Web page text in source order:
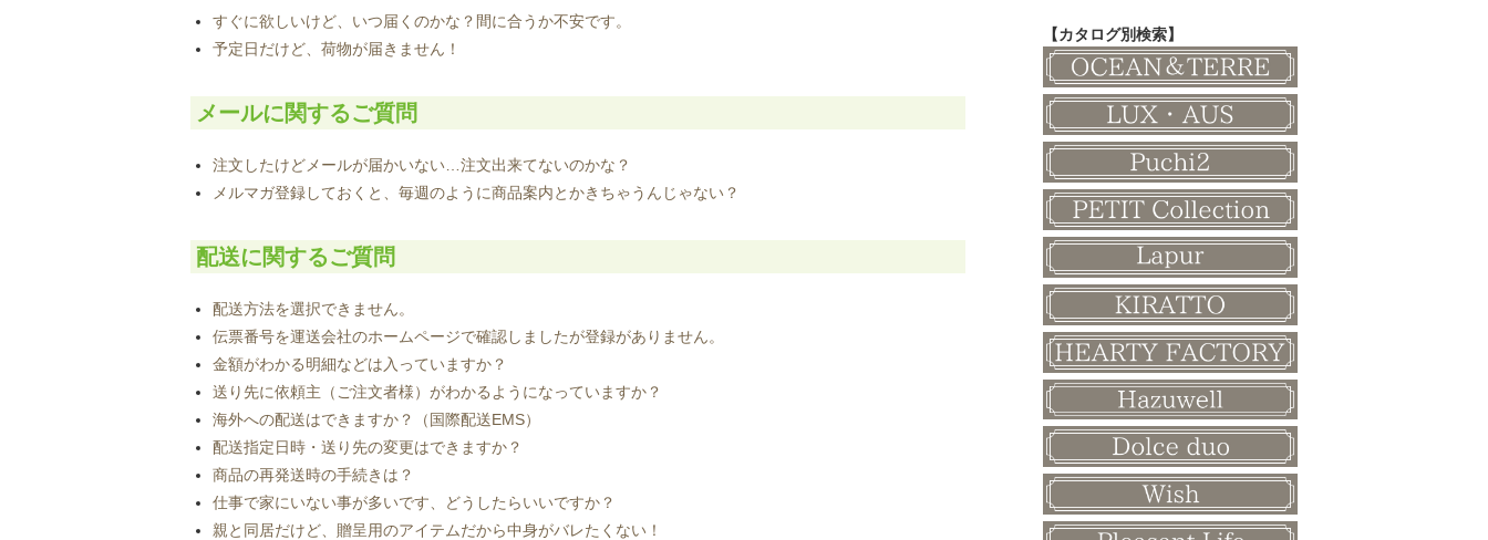
すぐに欲しいけど、いつ届くのかな？間に合うか不安です。
予定日だけど、荷物が届きません！
メールに関するご質問
注文したけどメールが届かいない…注文出来てないのかな？
メルマガ登録しておくと、毎週のように商品案内とかきちゃうんじゃない？
配送に関するご質問
配送方法を選択できません。
伝票番号を運送会社のホームページで確認しましたが登録がありません。
金額がわかる明細などは入っていますか？
送り先に依頼主（ご注文者様）がわかるようになっていますか？
海外への配送はできますか？（国際配送EMS）
配送指定日時・送り先の変更はできますか？
商品の再発送時の手続きは？
仕事で家にいない事が多いです、どうしたらいいですか？
親と同居だけど、贈呈用のアイテムだから中身がバレたくない！
その他
和風ボード
その他
クリスマス
バレンタイン
ホワイトデー
【カタログ別検索】